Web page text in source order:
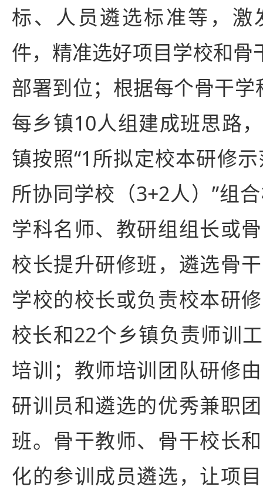
标、人员遴选标准等，激
件，精准选好项目学校和骨
部署到位；根据每个骨干
每乡镇10人组建成班思路
镇按照“1所拟定校本研修
所协同学校（3+2人）”组
学科名师、教研组组长或
校长提升研修班，遴选骨
学校的校长或负责校本研
校长和22个乡镇负责师训
培训；教师培训团队研修
研训员和遴选的优秀兼职
班。骨干教师、骨干校长
化的参训成员遴选，让项